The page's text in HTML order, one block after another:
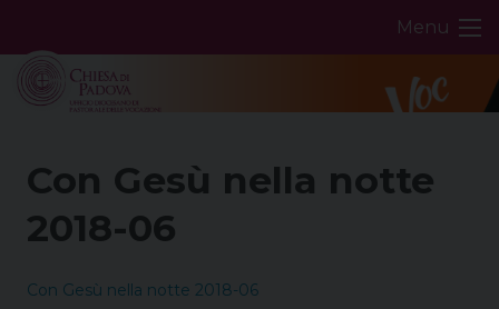
content
Menu
Con Gesù nella notte
2018-06
Con Gesù nella notte 2018-06